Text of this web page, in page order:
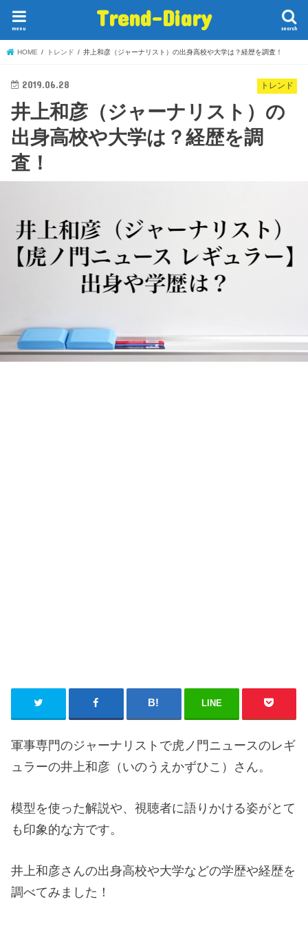
Trend-Diary search
menu
HOME トレンド 井上和彦（ジャーナリスト）の出身高校や大学は？経歴を調査！
トレンド
2019.06.28
井上和彦（ジャーナリスト）の
出身高校や大学は？経歴を調
査！
LINE
軍事専門のジャーナリストで虎ノ門ニュースのレギ
ュラーの井上和彦（いのうえかずひこ）さん。
模型を使った解説や、視聴者に語りかける姿がとて
も印象的な方です。
井上和彦さんの出身高校や大学などの学歴や経歴を
調べてみました！